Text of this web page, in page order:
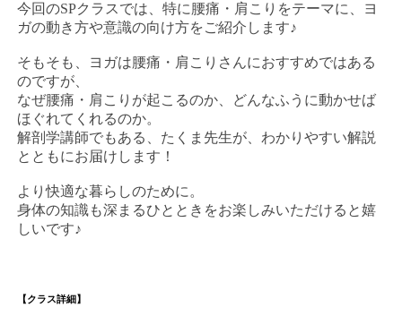
今回のSPクラスでは、特に腰痛・肩こりをテーマに、ヨ
ガの動き方や意識の向け方をご紹介します♪
そもそも、ヨガは腰痛・肩こりさんにおすすめではある
のですが、
なぜ腰痛・肩こりが起こるのか、どんなふうに動かせば
ほぐれてくれるのか。
解剖学講師でもある、たくま先生が、わかりやすい解説
とともにお届けします！
より快適な暮らしのために。
身体の知識も深まるひとときをお楽しみいただけると嬉
しいです♪
【クラス詳細】